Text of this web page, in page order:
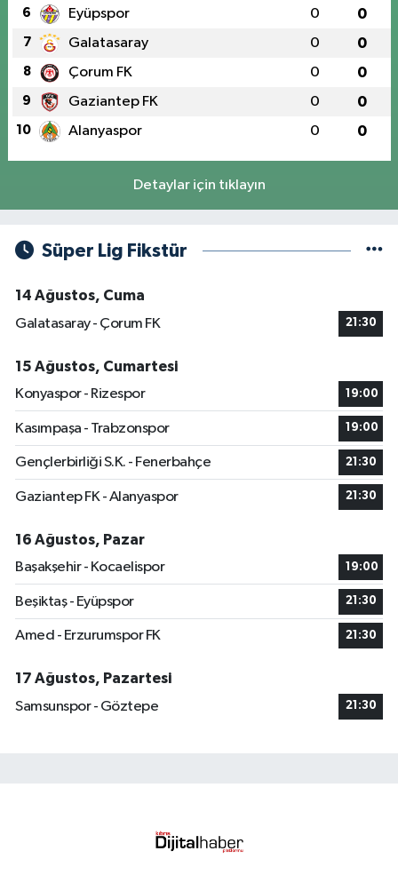
6 Eyüpspor 0 0
7 Galatasaray 0 0
8 Çorum FK 0 0
9 Gaziantep FK 0 0
10 Alanyaspor 0 0
Detaylar için tıklayın
Süper Lig Fikstür
14 Ağustos, Cuma
Galatasaray - Çorum FK
21:30
15 Ağustos, Cumartesi
Konyaspor - Rizespor
19:00
Kasımpaşa - Trabzonspor 19:00
Gençlerbirliği S.K. - Fenerbahçe 21:30
Gaziantep FK - Alanyaspor 21:30
16 Ağustos, Pazar
Başakşehir - Kocaelispor
19:00
Beşiktaş - Eyüpspor 21:30
Amed - Erzurumspor FK 21:30
17 Ağustos, Pazartesi
Samsunspor - Göztepe
21:30